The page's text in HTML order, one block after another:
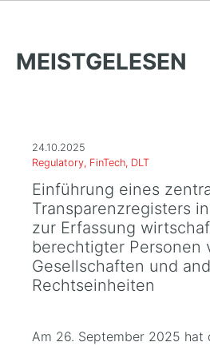
MEISTGELESEN
24.10.2025
Regulatory, FinTech, DLT
Einführung eines
Transparenzregisters
zur Erfassung
berechtigter Personen
Gesellschaften und
Rechtseinheiten
Am 26. September 2025 hat